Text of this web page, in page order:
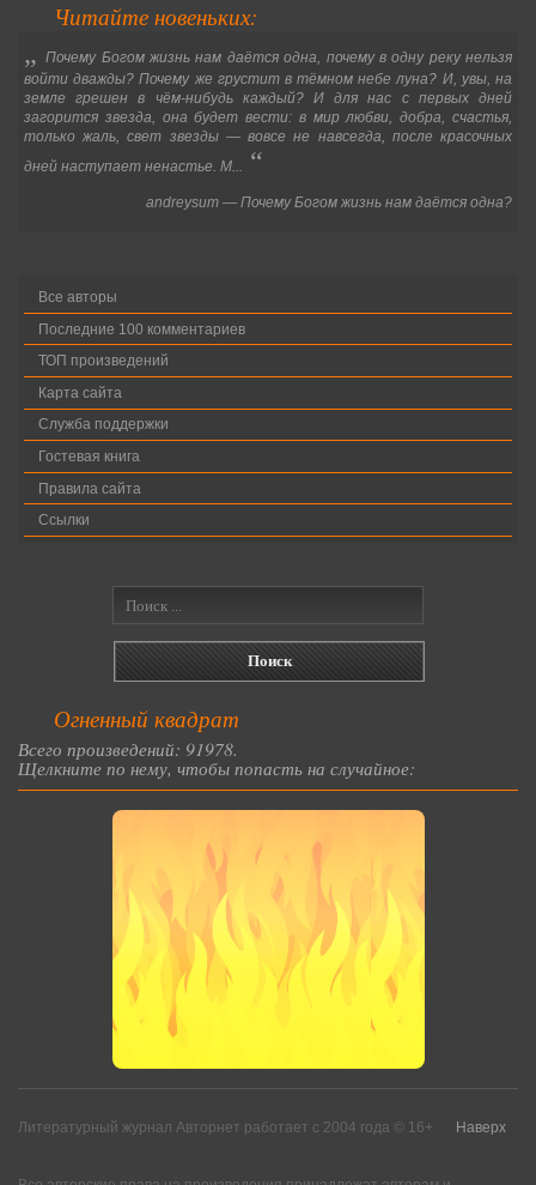
Читайте новеньких:
„Почему Богом жизнь нам даётся одна, почему в одну реку нельзя
войти дважды? Почему же грустит в тёмном небе луна? И, увы, на
земле грешен в чём-нибудь каждый? И для нас с первых дней
загорится звезда, она будет вести: в мир любви, добра, счастья,
только жаль, свет звезды—вовсе не навсегда, после красочных
дней наступает ненастье. М... “
andreysum — Почему Богом жизнь нам даётся одна?
Все авторы
Последние 100 комментариев
ТОП произведений
Карта сайта
Служба поддержки
Гостевая книга
Правила сайта
Ссылки
Огненный квадрат
Всего произведений: 91978.
Щелкните по нему, чтобы попасть на случайное:
Наверх
Литературный журнал Авторнет работает с 2004 года © 16+